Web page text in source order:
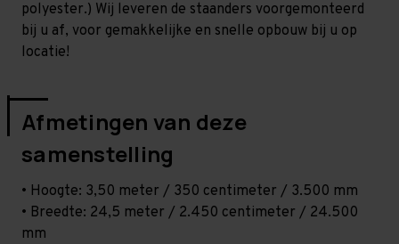
polyester.) Wij leveren de staanders voorgemonteerd
bij u af, voor gemakkelijke en snelle opbouw bij u op
locatie!
Afmetingen van deze
samenstelling
• Hoogte: 3,50 meter / 350 centimeter / 3.500 mm
• Breedte: 24,5 meter / 2.450 centimeter / 24.500
mm